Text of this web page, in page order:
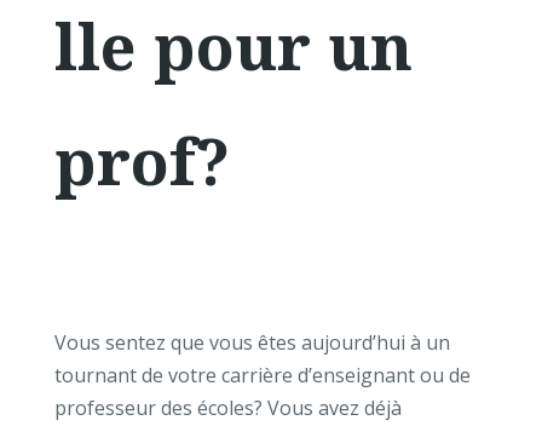
lle pour un
prof?
Vous sentez que vous êtes aujourd’hui à un
tournant de votre carrière d’enseignant ou de
professeur des écoles? Vous avez déjà